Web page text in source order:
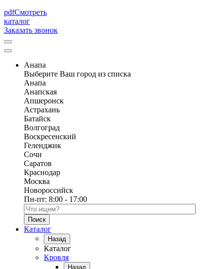
pdfСмотреть
каталог
Заказать звонок
Анапа
Выберите Ваш город из списка
Анапа
Анапская
Апшеронск
Астрахань
Батайск
Волгоград
Воскресенский
Геленджик
Сочи
Саратов
Краснодар
Москва
Новороссийск
Пн-пт: 8:00 - 17:00
Поиск по каталогу
Каталог
Назад
Каталог
Кровля
Назад